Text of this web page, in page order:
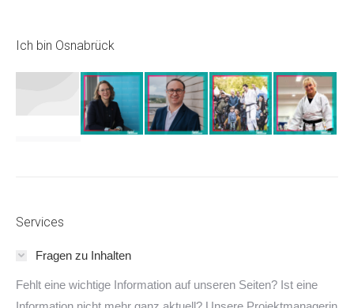
Ich bin Osnabrück
Services
Fragen zu Inhalten
Fehlt eine wichtige Information auf unseren Seiten? Ist eine